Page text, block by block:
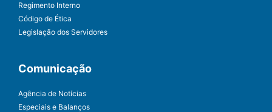
Regimento Interno
Código de Ética
Legislação dos Servidores
Comunicação
Agência de Notícias
Especiais e Balanços